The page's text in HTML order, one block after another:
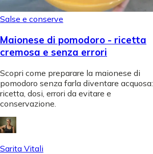
Salse e conserve
Maionese di pomodoro - ricetta
cremosa e senza errori
Scopri come preparare la maionese di
pomodoro senza farla diventare acquosa:
ricetta, dosi, errori da evitare e
conservazione.
Sarita Vitali